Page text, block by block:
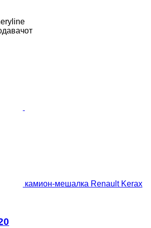
камион-мешалка Renault Kerax